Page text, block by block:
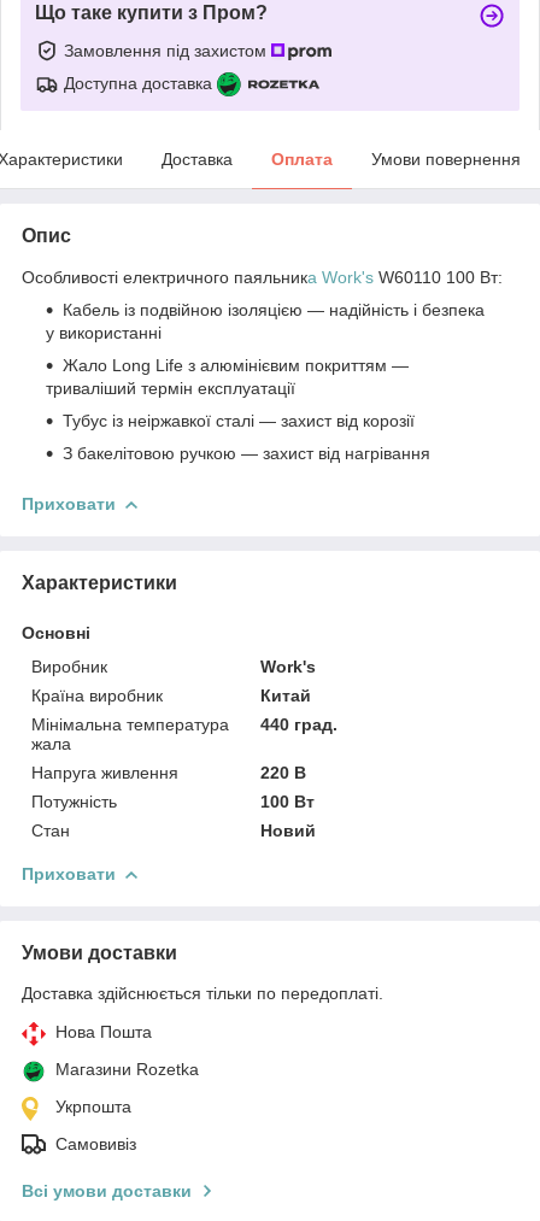
Що таке купити з Пром?
Замовлення під захистом
Доступна доставка
Доставка Оплата Умови повернення
Опис
Особливості електричного паяльника Work's W60110 100 Вт:
Кабель із подвійною ізоляцією — надійність і безпека
у використанні
Жало Long Life з алюмінієвим покриттям —
триваліший термін експлуатації
Тубус із неіржавкої сталі — захист від корозії
З бакелітовою ручкою — захист від нагрівання
Приховати
Характеристики
Основні
Виробник
Work's
Країна виробник
Китай
Мінімальна температура
жала
440 град.
Напруга живлення
220 В
Потужність
100 Вт
Стан
Новий
Приховати
Умови доставки
Доставка здійснюється тільки по передоплаті.
Нова Пошта
Магазини Rozetka
Укрпошта
Самовивіз
Всі умови доставки